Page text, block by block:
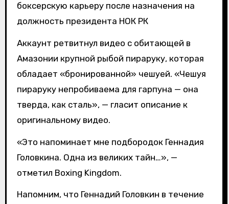
боксерскую карьеру после назначения на
должность президента НОК РК
Аккаунт ретвитнул видео с обитающей в
Амазонии крупной рыбой пираруку, которая
обладает «бронированной» чешуей. «Чешуя
пираруку непробиваема для гарпуна — она
тверда, как сталь», — гласит описание к
оригинальному видео.
«Это напоминает мне подбородок Геннадия
Головкина. Одна из великих тайн…», —
отметил Boxing Kingdom.
Напомним, что Геннадий Головкин в течение